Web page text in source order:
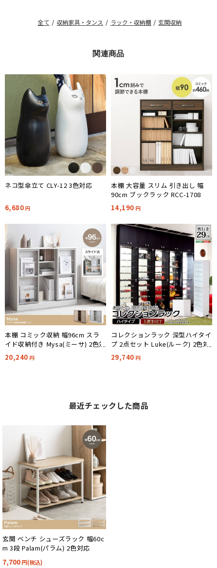
全て / 収納家具・タンス / ラック・収納棚 / 玄関収納
関連商品
ネコ型傘立て CLY-12 3色対応
6,680円
本棚 大容量 スリム 引き出し 幅
90cm ブックラック RCC-1708
14,190 円
本棚 コミック収納 幅96cm スラ
イド収納付き Mysa(ミーサ) 2色対
応
20,240 円
コレクションラック 深型ハイタイ
プ 2点セット Luke(ルーク) 2色対
応
29,740 円
最近チェックした商品
玄関 ベンチ シューズラック 幅60c
m 3段 Palam(パラム) 2色対応
7,700円(税込)